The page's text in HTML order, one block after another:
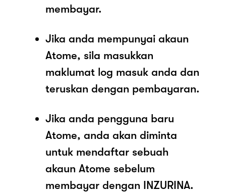
membayar.
Jika anda mempunyai akaun
Atome, sila masukkan
maklumat log masuk anda dan
teruskan dengan pembayaran.
Jika anda pengguna baru
Atome, anda akan diminta
untuk mendaftar sebuah
akaun Atome sebelum
membayar dengan INZURINA.